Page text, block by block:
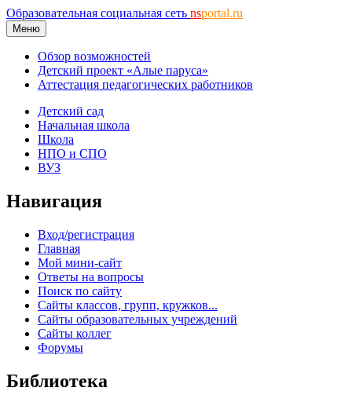
Образовательная социальная сеть nsportal.ru
Меню
Обзор возможностей
Детский проект «Алые паруса»
Аттестация педагогических работников
Детский сад
Начальная школа
Школа
НПО и СПО
ВУЗ
Навигация
Вход/регистрация
Главная
Мой мини-сайт
Ответы на вопросы
Поиск по сайту
Сайты классов, групп, кружков...
Сайты образовательных учреждений
Сайты коллег
Форумы
Библиотека